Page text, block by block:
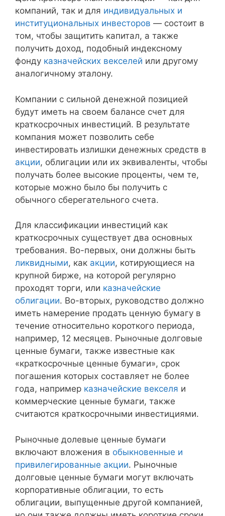
компаний, так и для индивидуальных и
институциональных инвесторов — состоит в
том, чтобы защитить капитал, а также
получить доход, подобный индексному
фонду казначейских векселей или другому
аналогичному эталону.
Компании с сильной денежной позицией
будут иметь на своем балансе счет для
краткосрочных инвестиций. В результате
компания может позволить себе
инвестировать излишки денежных средств в
акции, облигации или их эквиваленты, чтобы
получать более высокие проценты, чем те,
которые можно было бы получить с
обычного сберегательного счета.
Для классификации инвестиций как
краткосрочных существует два основных
требования. Во-первых, они должны быть
ликвидными, как акции, котирующиеся на
крупной бирже, на которой регулярно
проходят торги, или казначейские
облигации. Во-вторых, руководство должно
иметь намерение продать ценную бумагу в
течение относительно короткого периода,
например, 12 месяцев. Рыночные долговые
ценные бумаги, также известные как
«краткосрочные ценные бумаги», срок
погашения которых составляет не более
года, например казначейские векселя и
коммерческие ценные бумаги, также
считаются краткосрочными инвестициями.
Рыночные долевые ценные бумаги
включают вложения в обыкновенные и
привилегированные акции. Рыночные
долговые ценные бумаги могут включать
корпоративные облигации, то есть
облигации, выпущенные другой компанией,